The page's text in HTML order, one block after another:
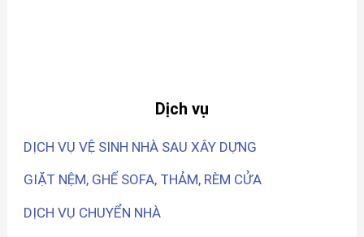
Dịch vụ
DỊCH VỤ VỆ SINH NHÀ SAU XÂY DỰNG
GIẶT NỆM, GHẾ SOFA, THẢM, RÈM CỬA
DỊCH VỤ CHUYỂN NHÀ